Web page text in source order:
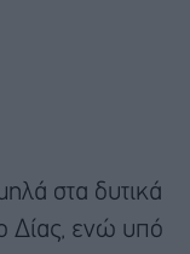
στα δυτικά
Δίας, ενώ υπό